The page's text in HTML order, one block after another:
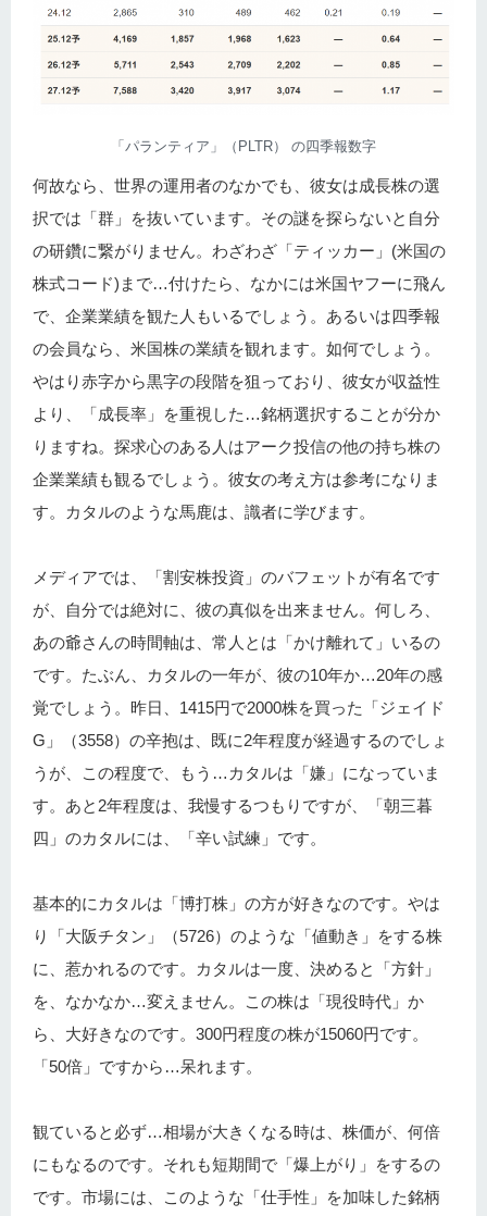
「パランティア」（PLTR） の四季報数字
何故なら、世界の運用者のなかでも、彼女は成長株の選
択では「群」を抜いています。その謎を探らないと自分
の研鑽に繋がりません。わざわざ「ティッカー」(米国の
株式コード)まで…付けたら、なかには米国ヤフーに飛ん
で、企業業績を観た人もいるでしょう。あるいは四季報
の会員なら、米国株の業績を観れます。如何でしょう。
やはり赤字から黒字の段階を狙っており、彼女が収益性
より、「成長率」を重視した…銘柄選択することが分か
りますね。探求心のある人はアーク投信の他の持ち株の
企業業績も観るでしょう。彼女の考え方は参考になりま
す。カタルのような馬鹿は、識者に学びます。
メディアでは、「割安株投資」のバフェットが有名です
が、自分では絶対に、彼の真似を出来ません。何しろ、
あの爺さんの時間軸は、常人とは「かけ離れて」いるの
です。たぶん、カタルの一年が、彼の10年か…20年の感
覚でしょう。昨日、1415円で2000株を買った「ジェイド
G」（3558）の辛抱は、既に2年程度が経過するのでしょ
うが、この程度で、もう…カタルは「嫌」になっていま
す。あと2年程度は、我慢するつもりですが、「朝三暮
四」のカタルには、「辛い試練」です。
基本的にカタルは「博打株」の方が好きなのです。やは
り「大阪チタン」（5726）のような「値動き」をする株
に、惹かれるのです。カタルは一度、決めると「方針」
を、なかなか…変えません。この株は「現役時代」か
ら、大好きなのです。300円程度の株が15060円です。
「50倍」ですから…呆れます。
観ていると必ず…相場が大きくなる時は、株価が、何倍
にもなるのです。それも短期間で「爆上がり」をするの
です。市場には、このような「仕手性」を加味した銘柄